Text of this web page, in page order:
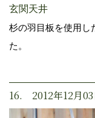
玄関天井
杉の羽目板を使用し
た。
16. 2012年12月03